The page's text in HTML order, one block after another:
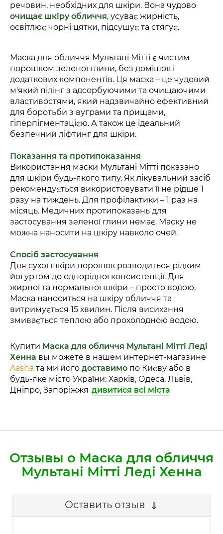
речовин, необхідних для шкіри. Вона чудово
очищає шкіру обличчя, усуває жирність,
освітлює чорні цятки, підсушує та стягує.
Маска для обличчя Мультані Мітті є чистим
порошком зеленої глини, без домішок і
додаткових компонентів. Ця маска – це чудовий
м'який пілінг з адсорбуючими та очищаючими
властивостями, який надзвичайно ефективний
для боротьби з вуграми та прищами,
гіперпігментацією. А також це ідеальний
безпечний ліфтинг для шкіри.
Показання та протипоказання
Використання маски Мультані Мітті показано
для шкіри будь-якого типу. Як лікувальний засіб
рекомендується використовувати її не рідше 1
разу на тиждень. Для профілактики – 1 раз на
місяць. Медичних протипоказань для
застосування зеленої глини немає. Маску не
можна наносити на шкіру навколо очей.
Спосіб застосування
Для сухої шкіри порошок розводиться рідким
йогуртом до однорідної консистенції. Для
жирної та нормальної шкіри – просто водою.
Маска наноситься на шкіру обличчя та
витримується 15 хвилин. Після висихання
змивається теплою або прохолодною водою.
Купити Маска для обличчя Мультані Мітті Леді
Хенна вы можете в нашем интернет-магазине
Aasha та ми його доставимо по Києву або в
будь-яке місто України: Харків, Одеса, Львів,
Дніпро, Запоріжжя дивитися всі міста
Отзывы о Маска для обличчя
Мультані Мітті Леді Хенна
Оставить отзыв